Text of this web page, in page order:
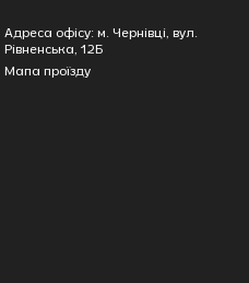
Адреса офісу: м. Чернівці, вул.
Рівненська, 12Б
Мапа проїзду